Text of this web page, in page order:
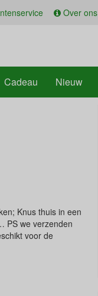
Over ons
Cadeau Nieuw
Knus thuis in een
PS we verzenden
voor de